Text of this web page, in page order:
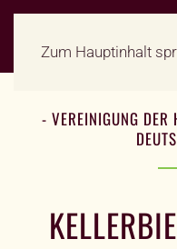
Zum Hauptinhalt
- VEREINIGUNG